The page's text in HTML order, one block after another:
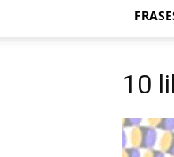
10